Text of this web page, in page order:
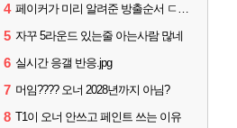
4 페이커가 미리 알려준 방출순서 ㄷㄷㄷㄷ
5 자꾸 5라운드 있는줄 아는사람 많네
6 실시간 응갤 반응.jpg
7 머임???? 오너 2028년까지 아님?
8 T1이 오너 안쓰고 페인트 쓰는 이유